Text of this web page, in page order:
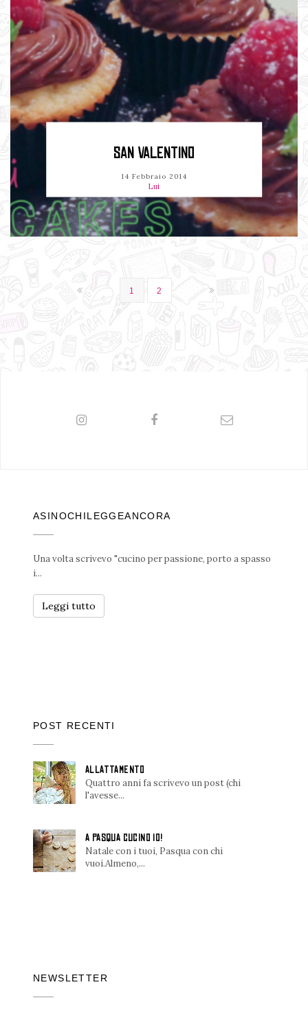
SAN VALENTINO
14 Febbraio 2014
Lui
1 2
ASINOCHILEGGEANCORA
Una volta scrivevo "cucino per passione, porto a spasso
i...
Leggi tutto
POST RECENTI
ALLATTAMENTO
Quattro anni fa scrivevo un post (chi
l'avesse...
A PASQUA CUCINO IO!
Natale con i tuoi, Pasqua con chi
vuoi.Almeno,...
NEWSLETTER